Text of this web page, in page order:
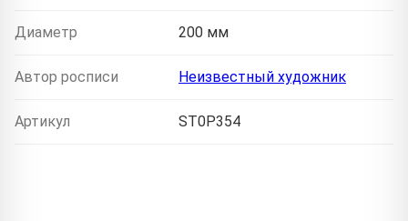
Диаметр 200 мм
Автор росписи Неизвестный художник
Артикул ST0P354